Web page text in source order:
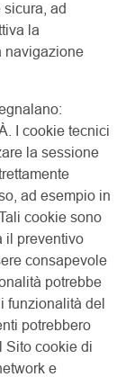
ad
la
navigazione
I cookie tecnici
la sessione
ad esempio in
cookie sono
il preventivo
consapevole
potrebbe
funzionalità del
potrebbero
Sito cookie di
e